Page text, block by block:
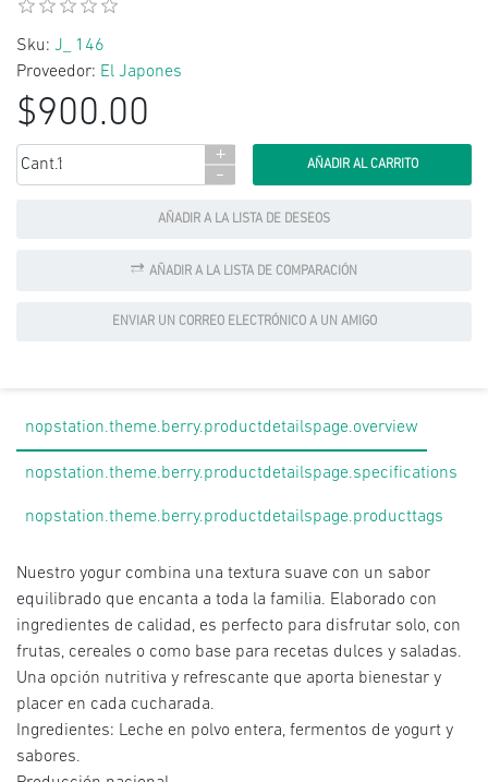
Sku: J_ 146
Proveedor: El Japones
$900.00
Cant.:
+
-
AÑADIR A LA LISTA DE DESEOS
AÑADIR A LA LISTA DE COMPARACIÓN
ENVIAR UN CORREO ELECTRÓNICO A UN AMIGO
nopstation.theme.berry.productdetailspage.overview
nopstation.theme.berry.productdetailspage.specifications
nopstation.theme.berry.productdetailspage.producttags
Nuestro yogur combina una textura suave con un sabor
equilibrado que encanta a toda la familia. Elaborado con
ingredientes de calidad, es perfecto para disfrutar solo, con
frutas, cereales o como base para recetas dulces y saladas.
Una opción nutritiva y refrescante que aporta bienestar y
placer en cada cucharada.
Ingredientes: Leche en polvo entera, fermentos de yogurt y
sabores.